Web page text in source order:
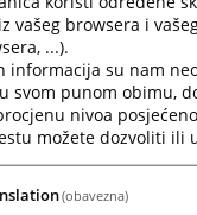
obavlja
ili lice koje je
11:00 sati.
vašeg browsera i
...).
informacija su nam
svom punom obimu,
nivoa
možete dozvoliti
(obavezna)